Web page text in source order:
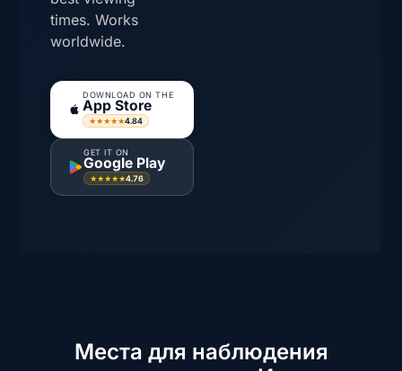
times. Works
worldwide.
DOWNLOAD ON THE
App Store
★★★★★4.84
GET IT ON
Google Play
★★★★★4.76
Места для наблюдения